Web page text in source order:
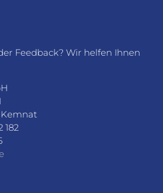
Feedback? Wir helfen Ihnen
182